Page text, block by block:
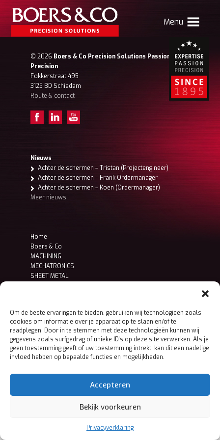
Om de beste ervaringen te bieden, gebruiken wij technologieën zoals
cookies om informatie over je apparaat op te slaan en/of te
raadplegen. Door in te stemmen met deze technologieën kunnen wij
gegevens zoals surfgedrag of unieke ID's op deze site verwerken. Als je
geen toestemming geeft of uw toestemming intrekt, kan dit een nadelige
invloed hebben op bepaalde functies en mogelijkheden.
Accepteren
Bekijk voorkeuren
Privacyverklaring
Menu
HOME
CONTACT
Verhuizing Atlas
© 2026 Boers & Co Precision Solutions Passion for
Precision
Fokkerstraat 495
3125 BD Schiedam
Route & contact
Nieuws
Achter de schermen – Tristan (Projectengineer)
Achter de schermen – Frank Ordermanager
Achter de schermen – Koen (Ordermanager)
Meer nieuws
Home
Boers & Co
MACHINING
MECHATRONICS
SHEET METAL